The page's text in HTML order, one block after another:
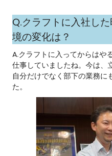
Q.クラフトに入社し
境の変化は？
A.クラフトに入ってからはや
仕事していましたね。今は、
自分だけでなく部下の業務に
た。